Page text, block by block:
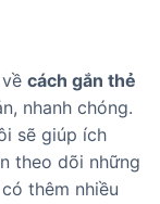
cách gắn thẻ
nhanh chóng.
sẽ giúp ích
theo dõi những
thêm nhiều